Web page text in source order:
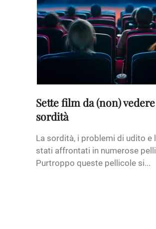
Sette film da (non)
sordità
La sordità, i problemi di udito e
stati affrontati in numerose
Purtroppo queste pellicole si...